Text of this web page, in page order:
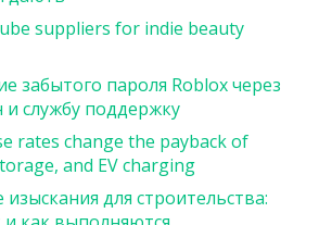
suppliers for indie beauty
забытого пароля Roblox через
и службу поддержку
rates change the payback of
and EV charging
изыскания для строительства: